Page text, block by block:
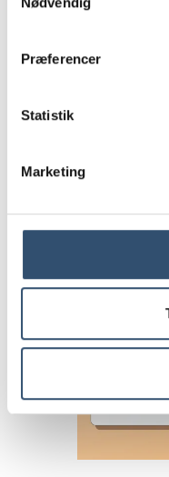
Præferencer
Statistik
Marketing
Mindre